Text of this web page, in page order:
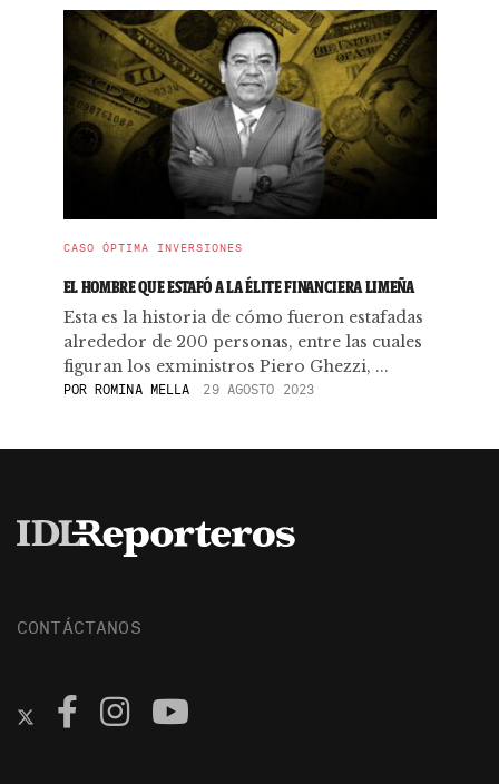
CASO ÓPTIMA INVERSIONES
EL HOMBRE QUE ESTAFÓ A LA ÉLITE FINANCIERA LIMEÑA
Esta es la historia de cómo fueron estafadas
alrededor de 200 personas, entre las cuales
figuran los exministros Piero Ghezzi, ...
POR ROMINA MELLA 29 AGOSTO 2023
CONTÁCTANOS